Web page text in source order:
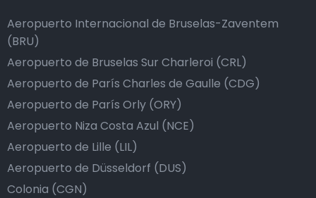
Aeropuerto Internacional de Bruselas-Zaventem
(BRU)
Aeropuerto de Bruselas Sur Charleroi (CRL)
Aeropuerto de París Charles de Gaulle (CDG)
Aeropuerto de París Orly (ORY)
Aeropuerto Niza Costa Azul (NCE)
Aeropuerto de Lille (LIL)
Aeropuerto de Düsseldorf (DUS)
Colonia (CGN)